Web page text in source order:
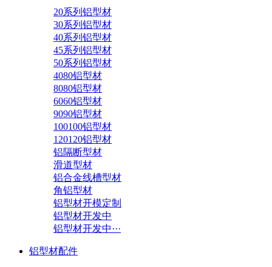
20系列铝型材
30系列铝型材
40系列铝型材
45系列铝型材
50系列铝型材
4080铝型材
8080铝型材
6060铝型材
9090铝型材
100100铝型材
120120铝型材
铝隔断型材
滑道型材
铝合金线槽型材
角铝型材
铝型材开模定制
铝型材开发中
铝型材开发中···
铝型材配件